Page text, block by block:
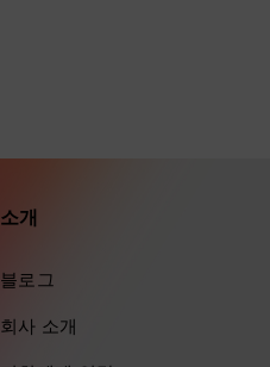
소개
블로그
회사 소개